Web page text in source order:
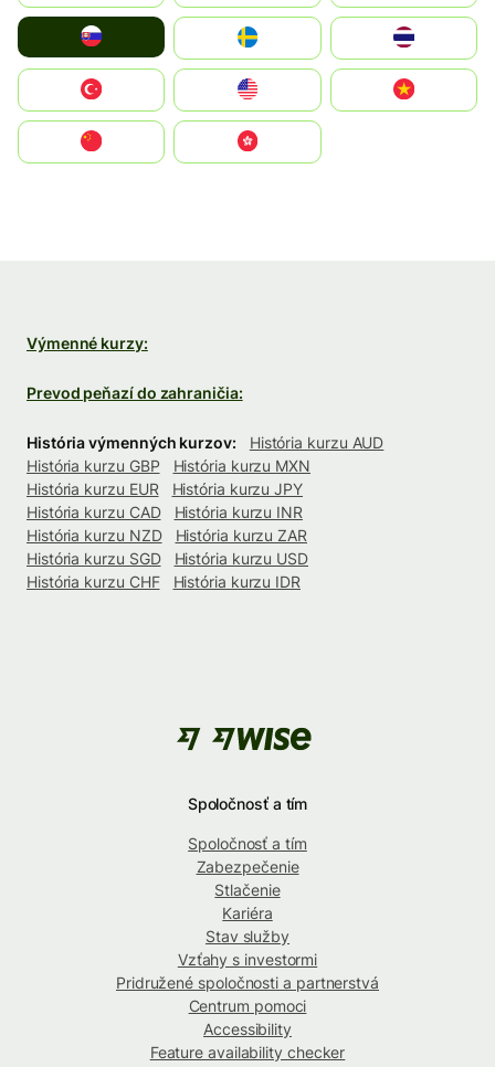
United States
中國香港特別行政區
Výmenné kurzy:
Prevod peňazí do zahraničia:
História výmenných kurzov:
História kurzu AUD
História kurzu GBP
História kurzu MXN
História kurzu EUR
História kurzu JPY
História kurzu CAD
História kurzu INR
História kurzu NZD
História kurzu ZAR
História kurzu SGD
História kurzu USD
História kurzu CHF
História kurzu IDR
Spoločnosť a tím
Spoločnosť a tím
Zabezpečenie
Stlačenie
Kariéra
Stav služby
Vzťahy s investormi
Pridružené spoločnosti a partnerstvá
Centrum pomoci
Accessibility
Feature availability checker